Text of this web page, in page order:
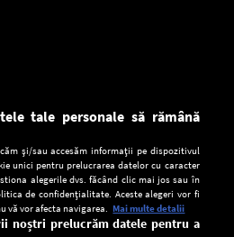
Europa FM pentru smartphone:
tale personale să rămână
și/sau accesăm informații pe dispozitivul
unici pentru prelucrarea datelor cu caracter
alegerile dvs. făcând clic mai jos sau în
de confidențialitate. Aceste alegeri vor fi
vă vor afecta navigarea. Mai multe detalii
noștri prelucrăm datele pentru a